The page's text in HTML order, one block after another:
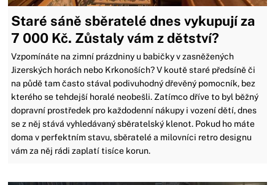
Staré sáně sběratelé dnes vykupují za
7 000 Kč. Zůstaly vám z dětství?
Vzpomínáte na zimní prázdniny u babičky v zasněžených
Jizerských horách nebo Krkonoších? V koutě staré předsíně či
na půdě tam často stával podivuhodný dřevěný pomocník, bez
kterého se tehdejší horalé neobešli. Zatímco dříve to byl běžný
dopravní prostředek pro každodenní nákupy i vození dětí, dnes
se z něj stává vyhledávaný sběratelský klenot. Pokud ho máte
doma v perfektním stavu, sběratelé a milovníci retro designu
vám za něj rádi zaplatí tisíce korun.